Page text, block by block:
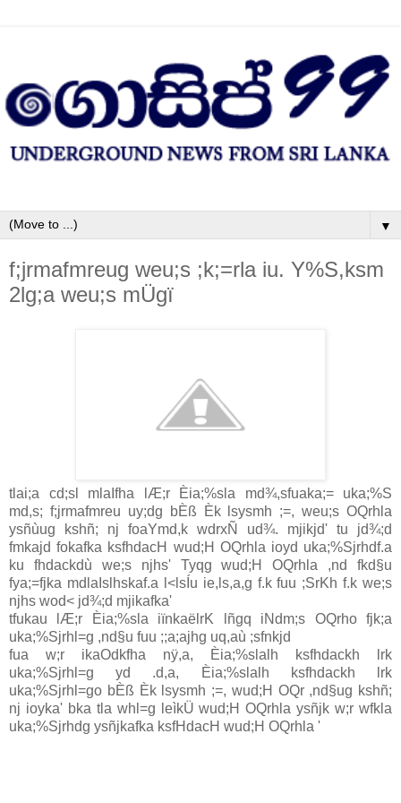
▼
f;jrmafmreug weu;s ;k;=rla iu. Y‍%S,ksm
2lg;a weu;s mÜgï
tlai;a cd;sl mlaIfha lÆ;r Èia;‍%sla md¾,sfuaka;= uka;‍%S
md,s; f;jrmafmreu uy;dg bÈß Èk lsysmh ;=, weu;s OQrhla
ysñùug kshñ; nj foaYmd,k wdrxÑ ud¾. mjikjd' tu jd¾;d
fmkajd fokafka ksfhdacH wud;H OQrhla ioyd uka;‍%Sjrhdf.a
ku fhdackdù we;s njhs' Tyqg wud;H OQrhla ,nd fkd§u
fya;=fjka mdlaIslhskaf.a l<lsÍu ie,ls,a,g f.k fuu ;SrKh f.k we;s
njhs wod< jd¾;d mjikafka'
tfukau lÆ;r Èia;‍%sla iïnkaëlrK lñgq iNdm;s OQrho fjk;a
uka;‍%Sjrhl=g ,nd§u fuu ;;a;ajhg uq,aù ;sfnkjd
fua w;r ikaOdkfha nÿ,a, Èia;‍%slalh ksfhdackh lrk
uka;‍%Sjrhl=g yd .d,a, Èia;‍%slalh ksfhdackh lrk
uka;‍%Sjrhl=go bÈß Èk lsysmh ;=, wud;H OQr ,nd§ug kshñ;
nj ioyka' bka tla whl=g leìkÜ wud;H OQrhla ysñjk w;r wfkla
uka;‍%Sjrhdg ysñjkafka ksfHdacH wud;H OQrhla '